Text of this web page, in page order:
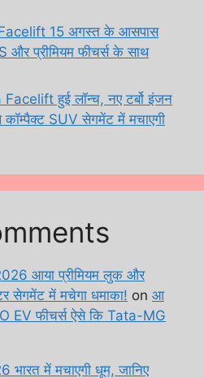
15 अगस्त के आसपास
और प्रीमियम फीचर्स के साथ
हुई लॉन्च, नए टर्बो इंजन
कॉम्पैक्ट SUV सेगमेंट में मचाएगी
आया प्रीमियम लुक और
सेगमेंट में मचेगा धमाका! on आ
EV फीचर्स ऐसे कि Tata-MG
में मचाएगी धूम, जानिए